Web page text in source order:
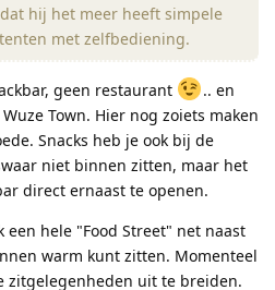
hij het meer heeft simpele
met zelfbediening.
geen restaurant
.. en
Town. Hier nog zoiets maken
Snacks heb je ook bij de
niet binnen zitten, maar het
direct ernaast te openen.
een hele "Food Street" net naast
warm kunt zitten. Momenteel
zitgelegenheden uit te breiden.